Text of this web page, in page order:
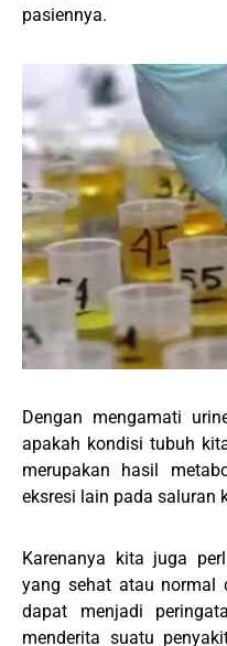
pasiennya.
Dengan mengamati
apakah kondisi tubuh
merupakan hasil
eksresi lain pada saluran
Karenanya kita juga
yang sehat atau normal
dapat menjadi
menderita suatu